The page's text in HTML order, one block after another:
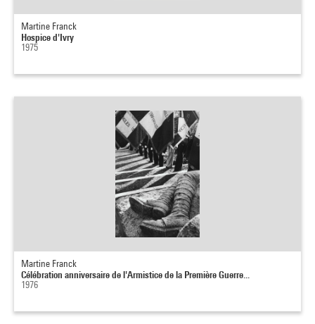
Martine Franck
Hospice d'Ivry
1975
Martine Franck
Célébration anniversaire de l'Armistice de la Première Guerre...
1976